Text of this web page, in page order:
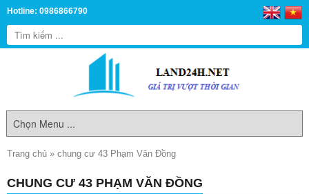
Hotline: 0986866790
Trang chủ » chung cư 43 Phạm Văn Đồng
CHUNG CƯ 43 PHẠM VĂN ĐỒNG